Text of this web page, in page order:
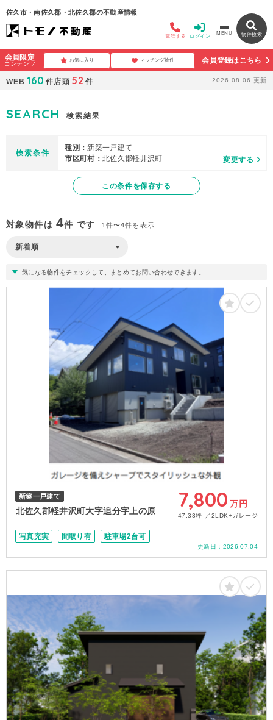
佐久市・南佐久郡・北佐久郡の不動産情報
電話する ログイン
MENU 物件検索
会員限定
コンテンツ
お気に入り マッチング物件 会員登録はこちら
WEB 160 件店頭 52 件 2026.08.06 更新
SEARCH 検索結果
検索条件
種別： 新築一戸建て
市区町村： 北佐久郡軽井沢町 変更する
この条件を保存する
対象物件は4件 です 1件〜4件を表示
気になる物件をチェックして、まとめてお問い合わせできます。
新築一戸建て
北佐久郡軽井沢町大字追分字上の原 7,800 万円
47.33坪 2LDK+ガレージ
写真充実 間取り有 駐車場2台可
更新日： 2026.07.04